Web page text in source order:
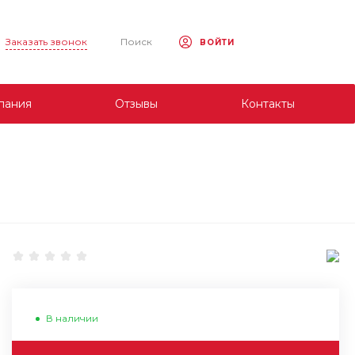
Заказать звонок Поиск ВОЙТИ
Отзывы Контакты
В наличии